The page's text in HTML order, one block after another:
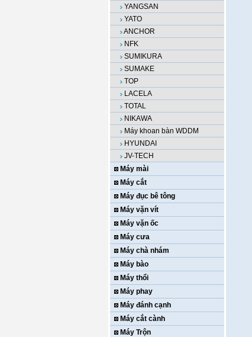
YANGSAN
YATO
ANCHOR
NFK
SUMIKURA
SUMAKE
TOP
LACELA
TOTAL
NIKAWA
Máy khoan bàn WDDM
HYUNDAI
JV-TECH
Máy mài
Máy cắt
Máy đục bê tông
Máy vặn vít
Máy vặn ốc
Máy cưa
Máy chà nhám
Máy bào
Máy thổi
Máy phay
Máy đánh cạnh
Máy cắt cành
Máy Trộn